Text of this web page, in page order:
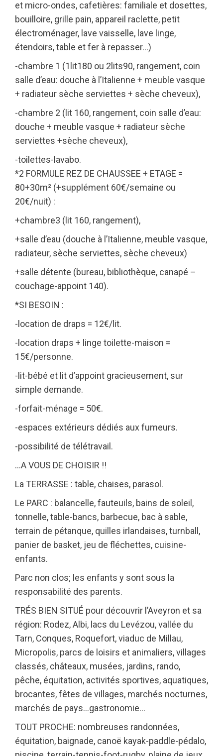
et micro-ondes, cafetières: familiale et dosettes,
bouilloire, grille pain, appareil raclette, petit
électroménager, lave vaisselle, lave linge,
étendoirs, table et fer à repasser…)
-chambre 1 (1lit180 ou 2lits90, rangement, coin
salle d’eau: douche à l’Italienne + meuble vasque
+ radiateur sèche serviettes + sèche cheveux),
-chambre 2 (lit 160, rangement, coin salle d’eau:
douche + meuble vasque + radiateur sèche
serviettes +sèche cheveux),
-toilettes-lavabo.
*2 FORMULE REZ DE CHAUSSEE + ETAGE =
80+30m² (+supplément 60€/semaine ou
20€/nuit) :
+chambre3 (lit 160, rangement),
+salle d’eau (douche à l’Italienne, meuble vasque,
radiateur, sèche serviettes, sèche cheveux)
+salle détente (bureau, bibliothèque, canapé –
couchage-appoint 140).
*SI BESOIN :
-location de draps = 12€/lit.
-location draps + linge toilette-maison =
15€/personne.
-lit-bébé et lit d’appoint gracieusement, sur
simple demande.
-forfait-ménage = 50€.
-espaces extérieurs dédiés aux fumeurs.
-possibilité de télétravail.
…A VOUS DE CHOISIR !!
La TERRASSE : table, chaises, parasol.
Le PARC : balancelle, fauteuils, bains de soleil,
tonnelle, table-bancs, barbecue, bac à sable,
terrain de pétanque, quilles irlandaises, turnball,
panier de basket, jeu de fléchettes, cuisine-
enfants.
Parc non clos; les enfants y sont sous la
responsabilité des parents.
TRÉS BIEN SITUÉ pour découvrir l’Aveyron et sa
région: Rodez, Albi, lacs du Levézou, vallée du
Tarn, Conques, Roquefort, viaduc de Millau,
Micropolis, parcs de loisirs et animaliers, villages
classés, châteaux, musées, jardins, rando,
pêche, équitation, activités sportives, aquatiques,
brocantes, fêtes de villages, marchés nocturnes,
marchés de pays…gastronomie…
TOUT PROCHE: nombreuses randonnées,
équitation, baignade, canoë kayak-paddle-pédalo,